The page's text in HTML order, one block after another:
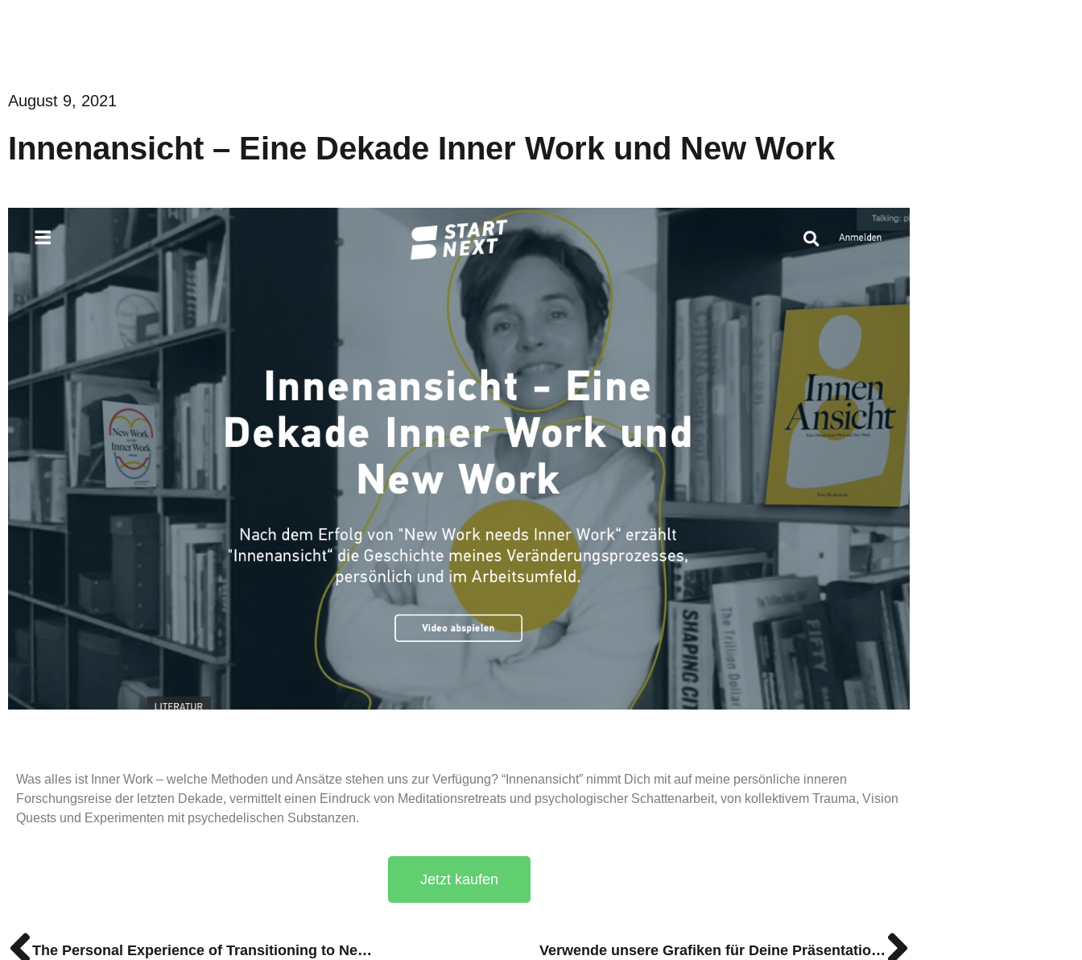
August 9, 2021
Innenansicht – Eine Dekade Inner Work und New Work
Was alles ist Inner Work – welche Methoden und Ansätze stehen uns zur Verfügung? “Innenansicht” nimmt Dich mit auf meine persönliche inneren
Forschungsreise der letzten Dekade, vermittelt einen Eindruck von Meditationsretreats und psychologischer Schattenarbeit, von kollektivem Trauma, Vision
Quests und Experimenten mit psychedelischen Substanzen.
Jetzt kaufen
The Personal Experience of Transitioning to New Work. Verwende unsere Grafiken für Deine Präsentationen